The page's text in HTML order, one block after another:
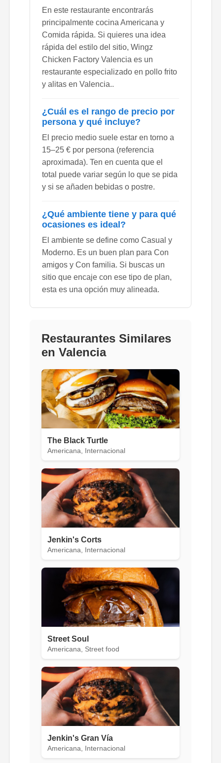
En este restaurante encontrarás
principalmente cocina Americana y
Comida rápida. Si quieres una idea
rápida del estilo del sitio, Wingz
Chicken Factory Valencia es un
restaurante especializado en pollo frito
y alitas en Valencia..
¿Cuál es el rango de precio por
persona y qué incluye?
El precio medio suele estar en torno a
15–25 € por persona (referencia
aproximada). Ten en cuenta que el
total puede variar según lo que se pida
y si se añaden bebidas o postre.
¿Qué ambiente tiene y para qué
ocasiones es ideal?
El ambiente se define como Casual y
Moderno. Es un buen plan para Con
amigos y Con familia. Si buscas un
sitio que encaje con ese tipo de plan,
esta es una opción muy alineada.
Restaurantes Similares
en Valencia
The Black Turtle
Americana, Internacional
Jenkin's Corts
Americana, Internacional
Street Soul
Americana, Street food
Jenkin's Gran Vía
Americana, Internacional